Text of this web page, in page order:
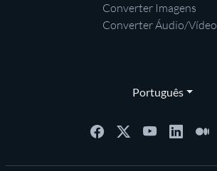
Converter Imagens
Converter Áudio/Vídeo
Português